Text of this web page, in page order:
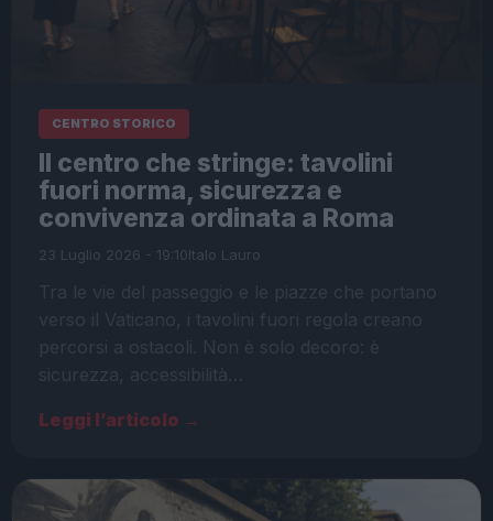
CENTRO STORICO
Il centro che stringe: tavolini
fuori norma, sicurezza e
convivenza ordinata a Roma
23 Luglio 2026 - 19:10Italo Lauro
Tra le vie del passeggio e le piazze che portano
verso il Vaticano, i tavolini fuori regola creano
percorsi a ostacoli. Non è solo decoro: è
sicurezza, accessibilità…
Leggi l’articolo →